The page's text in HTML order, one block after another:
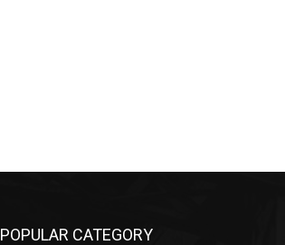
POPULAR CATEGORY